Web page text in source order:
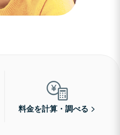
料金を計算・調べる